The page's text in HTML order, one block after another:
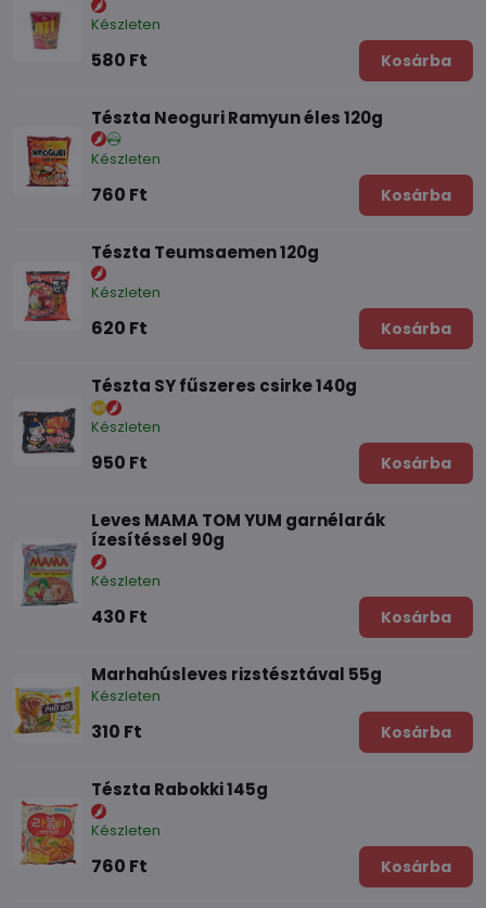
Készleten
580 Ft Kosárba
Tészta Neoguri Ramyun éles 120g
Készleten
760 Ft Kosárba
Tészta Teumsaemen 120g
Készleten
620 Ft Kosárba
Tészta SY fűszeres csirke 140g
Készleten
950 Ft Kosárba
Leves MAMA TOM YUM garnélarák
ízesítéssel 90g
Készleten
430 Ft Kosárba
Marhahúsleves rizstésztával 55g
Készleten
310 Ft Kosárba
Tészta Rabokki 145g
Készleten
760 Ft Kosárba